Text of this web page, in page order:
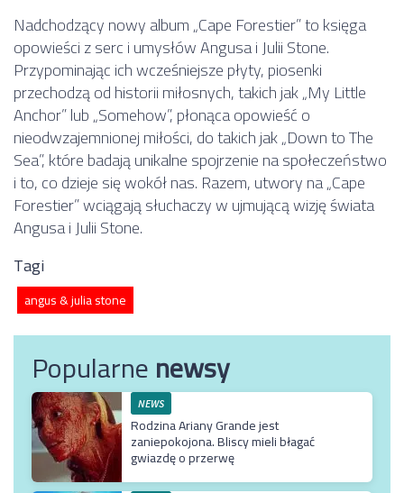
Nadchodzący nowy album „Cape Forestier” to księga
opowieści z serc i umysłów Angusa i Julii Stone.
Przypominając ich wcześniejsze płyty, piosenki
przechodzą od historii miłosnych, takich jak „My Little
Anchor” lub „Somehow”, płonąca opowieść o
nieodwzajemnionej miłości, do takich jak „Down to The
Sea”, które badają unikalne spojrzenie na społeczeństwo
i to, co dzieje się wokół nas. Razem, utwory na „Cape
Forestier” wciągają słuchaczy w ujmującą wizję świata
Angusa i Julii Stone.
Tagi
angus & julia stone
Popularnenewsy
NEWS
Rodzina Ariany Grande jest
zaniepokojona. Bliscy mieli błagać
gwiazdę o przerwę